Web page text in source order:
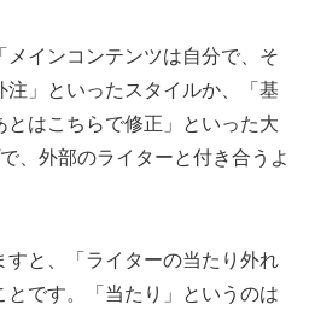
メインコンテンツは自分で、そ
」といったスタイルか、「基
はこちらで修正」といった大
、外部のライターと付き合うよ
すと、「ライターの当たり外れ
とです。「当たり」というのは